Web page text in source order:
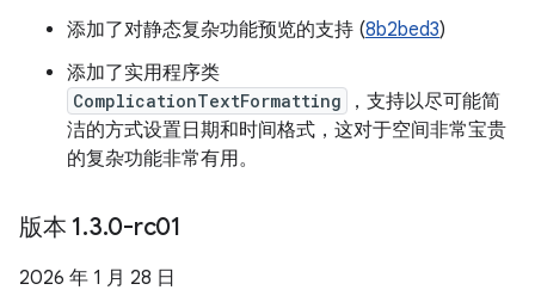
添加了对静态复杂功能预览的支持 (8b2bed3)
添加了实用程序类
ComplicationTextFormatting
，支持以尽可能简
洁的方式设置日期和时间格式，这对于空间非常宝贵
的复杂功能非常有用。
版本 1.3.0-rc01
2026 年 1 月 28 日